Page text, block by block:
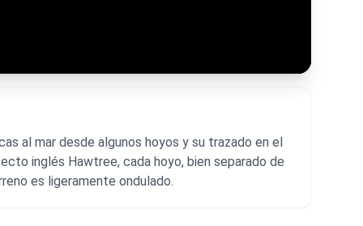
al mar desde algunos hoyos y su trazado en el
inglés Hawtree, cada hoyo, bien separado de
es ligeramente ondulado.